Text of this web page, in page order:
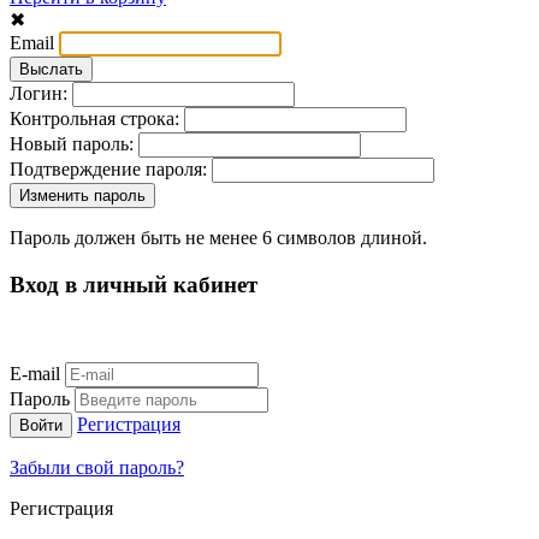
✖
Email
Логин:
Контрольная строка:
Новый пароль:
Подтверждение пароля:
Пароль должен быть не менее 6 символов длиной.
Вход в личный кабинет
E-mail
Пароль
Регистрация
Забыли свой пароль?
Регистрация